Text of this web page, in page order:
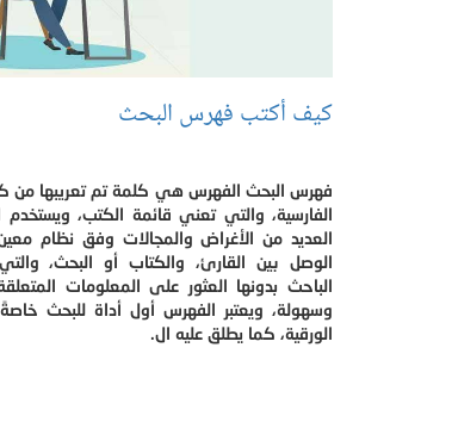
كيف أكتب فهرس البحث
فهرس البحث الفهرس هي كلمة تم تعريبها من
الفارسية، والتي تعني قائمة الكتب،
العديد من الأغراض والمجالات وفق نظام
الوصل بين القارئ، والكتاب أو البحث،
الباحث بدونها العثور على المعلومات
وسهولة، ويعتبر الفهرس أول أداة للبحث
الورقية، كما يطلق عليه ال.